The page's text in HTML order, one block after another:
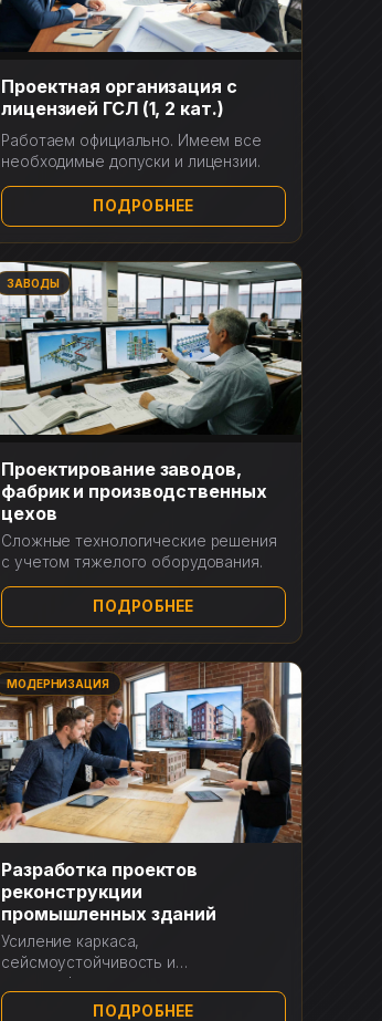
Проектная организация с
лицензией ГСЛ (1, 2 кат.)
Работаем официально. Имеем все
необходимые допуски и лицензии.
ПОДРОБНЕЕ
ЗАВОДЫ
Проектирование заводов,
фабрик и производственных
цехов
Сложные технологические решения
с учетом тяжелого оборудования.
ПОДРОБНЕЕ
МОДЕРНИЗАЦИЯ
Разработка проектов
реконструкции
промышленных зданий
Усиление каркаса,
сейсмоустойчивость и
перепрофилирование.
ПОДРОБНЕЕ